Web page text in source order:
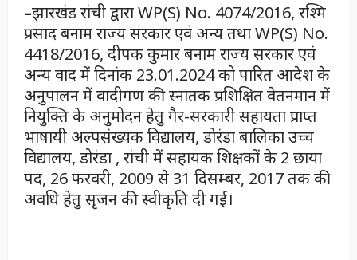
–झारखंड रांची द्वारा WP(S) No. 4074/2016, रश्मि
प्रसाद बनाम राज्य सरकार एवं अन्य तथा WP(S) No.
4418/2016, दीपक कुमार बनाम राज्य सरकार एवं
अन्य वाद में दिनांक 23.01.2024 को पारित आदेश के
अनुपालन में वादीगण की स्नातक प्रशिक्षित वेतनमान में
नियुक्ति के अनुमोदन हेतु गैर-सरकारी सहायता प्राप्त
भाषायी अल्पसंख्यक विद्यालय, डोरंडा बालिका उच्च
विद्यालय, डोरंडा , रांची में सहायक शिक्षकों के 2 छाया
पद, 26 फरवरी, 2009 से 31 दिसम्बर, 2017 तक की
अवधि हेतु सृजन की स्वीकृति दी गई।